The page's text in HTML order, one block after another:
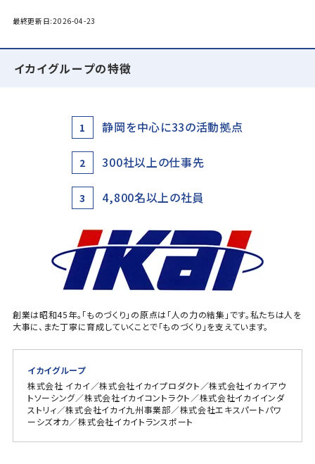
最終更新日:2026-04-23
イカイグループの特徴
1 静岡を中心に33の活動拠点
2 300社以上の仕事先
3 4,800名以上の社員
創業は昭和45年。「ものづくり」の原点は「人の力の結集」です。私たちは人を
大事に、また丁寧に育成していくことで「ものづくり」を支えています。
イカイグループ
株式会社 イカイ／株式会社イカイプロダクト／株式会社イカイアウ
トソーシング／株式会社イカイコントラクト／株式会社イカイインダ
ストリィ／株式会社イカイ九州事業部／株式会社エキスパートパワ
ーシズオカ／株式会社イカイトランスポート